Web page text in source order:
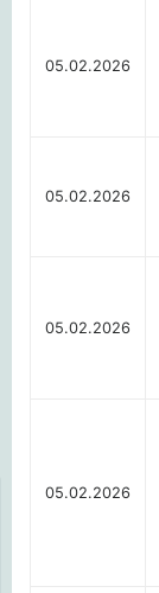
05.02.2026
05.02.2026
05.02.2026
05.02.2026